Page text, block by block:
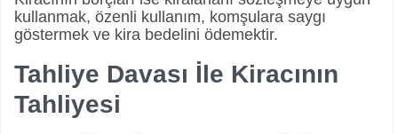
kullanmak, özenli kullanım, komşulara saygı
göstermek ve kira bedelini ödemektir.
Tahliye Davası İle Kiracının
Tahliyesi